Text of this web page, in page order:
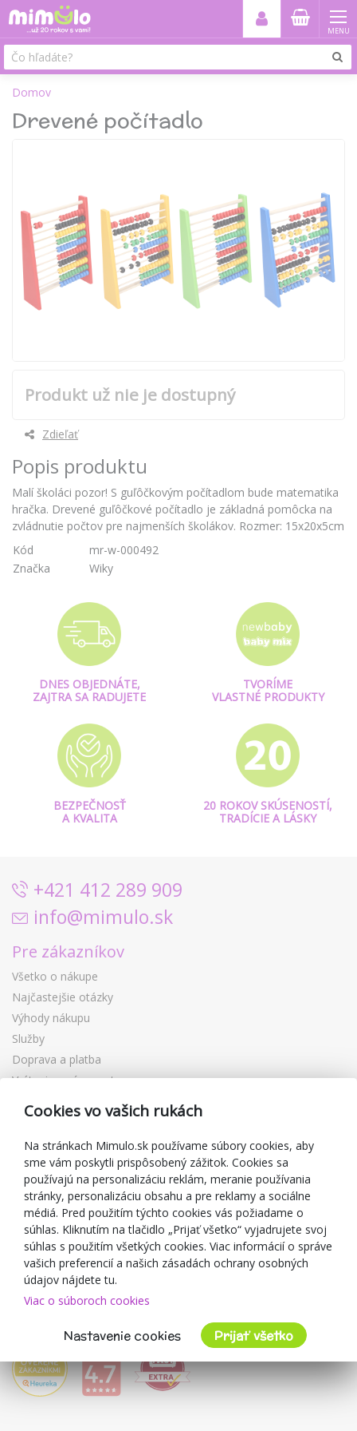
MENU
Domov
Drevené počítadlo
Produkt už nie je dostupný
Zdieľať
Popis produktu
Malí školáci pozor! S guľôčkovým počítadlom bude matematika
hračka. Drevené guľôčkové počítadlo je základná pomôcka na
zvládnutie počtov pre najmenších školákov. Rozmer: 15x20x5cm
Kód
mr-w-000492
Značka
Wiky
DNES OBJEDNÁTE,
ZAJTRA SA RADUJETE
TVORÍME
VLASTNÉ PRODUKTY
BEZPEČNOSŤ
A KVALITA
20 ROKOV SKÚSENOSTÍ,
TRADÍCIE A LÁSKY
+421 412 289 909
info@mimulo.sk
Pre zákazníkov
Všetko o nákupe
Najčastejšie otázky
Výhody nákupu
Služby
Doprava a platba
Vrátenie a výmena tovaru
Darčekové poukážky
Zľavové kupóny
Blog
O predajcovi
Mimulo.sk
Obchodné podmienky
Ochrana osobných údajov GDPR
Kontakty
Spolupracujeme
Cookies vo vašich rukách
Na stránkach Mimulo.sk používame súbory cookies, aby
sme vám poskytli prispôsobený zážitok. Cookies sa
používajú na personalizáciu reklám, meranie používania
stránky, personalizáciu obsahu a pre reklamy a sociálne
médiá. Pred použitím týchto cookies vás požiadame o
súhlas. Kliknutím na tlačidlo „Prijať všetko“ vyjadrujete svoj
súhlas s použitím všetkých cookies. Viac informácií o správe
vašich preferencií a našich zásadách ochrany osobných
údajov nájdete tu.
Viac o súboroch cookies
Nastavenie cookies Prijať všetko